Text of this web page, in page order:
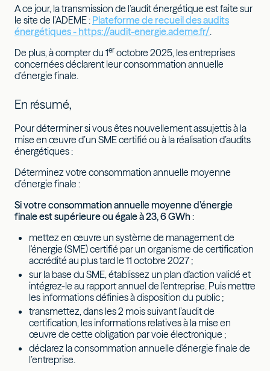
A ce jour, la transmission de l’audit énergétique est faite sur
le site de l’ADEME : Plateforme de recueil des audits
énergétiques - https://audit-energie.ademe.fr/.
De plus, à compter du 1er octobre 2025, les entreprises
concernées déclarent leur consommation annuelle
d’énergie finale.
En résumé,
Pour déterminer si vous êtes nouvellement assujettis à la
mise en œuvre d’un SME certifié ou à la réalisation d’audits
énergétiques :
Déterminez votre consommation annuelle moyenne
d’énergie finale :
Si votre consommation annuelle moyenne d’énergie
finale est supérieure ou égale à 23, 6 GWh:
mettez en œuvre un système de management de
l'énergie (SME) certifié par un organisme de certification
accrédité au plus tard le 11 octobre 2027 ;
sur la base du SME, établissez un plan d'action validé et
intégrez-le au rapport annuel de l'entreprise. Puis mettre
les informations définies à disposition du public ;
transmettez, dans les 2 mois suivant l’audit de
certification, les informations relatives à la mise en
œuvre de cette obligation par voie électronique ;
déclarez la consommation annuelle d'énergie finale de
l’entreprise.